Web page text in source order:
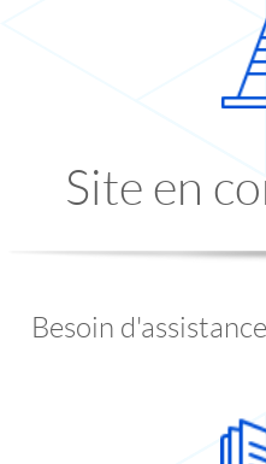
Site en
Besoin